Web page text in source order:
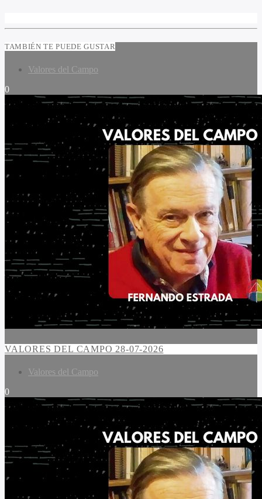
TAMBIÉN TE PUEDE GUSTAR
Valores del Campo
0
VALORES DEL CAMPO 28-07-2026
Valores del Campo
0